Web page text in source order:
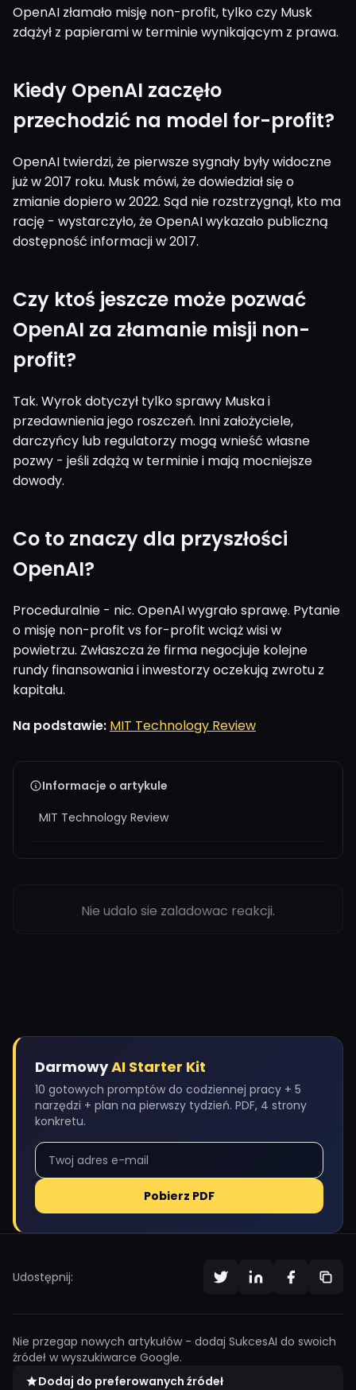
OpenAI złamało misję non-profit, tylko czy Musk
zdążył z papierami w terminie wynikającym z prawa.
Kiedy OpenAI zaczęło
przechodzić na model for-profit?
OpenAI twierdzi, że pierwsze sygnały były widoczne
już w 2017 roku. Musk mówi, że dowiedział się o
zmianie dopiero w 2022. Sąd nie rozstrzygnął, kto ma
rację - wystarczyło, że OpenAI wykazało publiczną
dostępność informacji w 2017.
Czy ktoś jeszcze może pozwać
OpenAI za złamanie misji non-
profit?
Tak. Wyrok dotyczył tylko sprawy Muska i
przedawnienia jego roszczeń. Inni założyciele,
darczyńcy lub regulatorzy mogą wnieść własne
pozwy - jeśli zdążą w terminie i mają mocniejsze
dowody.
Co to znaczy dla przyszłości
OpenAI?
Proceduralnie - nic. OpenAI wygrało sprawę. Pytanie
o misję non-profit vs for-profit wciąż wisi w
powietrzu. Zwłaszcza że firma negocjuje kolejne
rundy finansowania i inwestorzy oczekują zwrotu z
kapitału.
Na podstawie: MIT Technology Review
Informacje o artykule
MIT Technology Review
Nie udalo sie zaladowac reakcji.
DarmowyAI Starter Kit
10 gotowych promptów do codziennej pracy + 5
narzędzi + plan na pierwszy tydzień. PDF, 4 strony
konkretu.
Pobierz PDF
Udostępnij:
Nie przegap nowych artykułów - dodaj SukcesAI do swoich
źródeł w wyszukiwarce Google.
Dodaj do preferowanych źródeł